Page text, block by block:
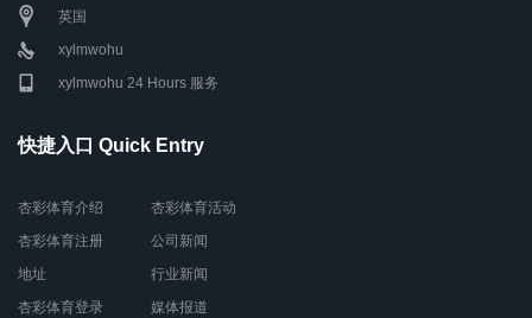
英国
xylmwohu
xylmwohu 24 Hours 服务
快捷入口 Quick Entry
杏彩体育介绍
杏彩体育注册
地址
杏彩体育登录
杏彩体育活动
公司新闻
行业新闻
媒体报道